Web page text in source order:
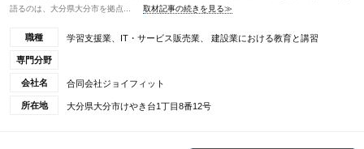
語るのは、大分県大分市を拠点...
取材記事の続きを見る≫
職種 学習支援業、IT・サービス販売業、 建設業における教育と講習
専門分野
会社名 合同会社ジョイフィット
所在地 大分県大分市けやき台1丁目8番12号